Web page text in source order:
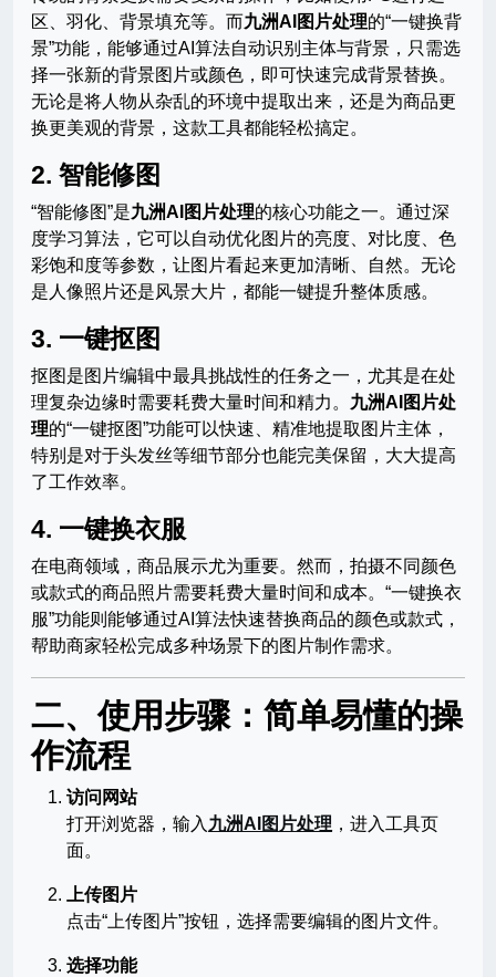
区、羽化、背景填充等。而九洲AI图片处理的“一键换背
景”功能，能够通过AI算法自动识别主体与背景，只需选
择一张新的背景图片或颜色，即可快速完成背景替换。
无论是将人物从杂乱的环境中提取出来，还是为商品更
换更美观的背景，这款工具都能轻松搞定。
2. 智能修图
“智能修图”是九洲AI图片处理的核心功能之一。通过深
度学习算法，它可以自动优化图片的亮度、对比度、色
彩饱和度等参数，让图片看起来更加清晰、自然。无论
是人像照片还是风景大片，都能一键提升整体质感。
3. 一键抠图
抠图是图片编辑中最具挑战性的任务之一，尤其是在处
理复杂边缘时需要耗费大量时间和精力。 九洲AI图片处
理的“一键抠图”功能可以快速、精准地提取图片主体，
特别是对于头发丝等细节部分也能完美保留，大大提高
了工作效率。
4. 一键换衣服
在电商领域，商品展示尤为重要。然而，拍摄不同颜色
或款式的商品照片需要耗费大量时间和成本。“一键换衣
服”功能则能够通过AI算法快速替换商品的颜色或款式，
帮助商家轻松完成多种场景下的图片制作需求。
二、使用步骤：简单易懂的操
作流程
访问网站
打开浏览器，输入 九洲AI图片处理 ，进入工具页
面。
上传图片
点击“上传图片”按钮，选择需要编辑的图片文件。
选择功能